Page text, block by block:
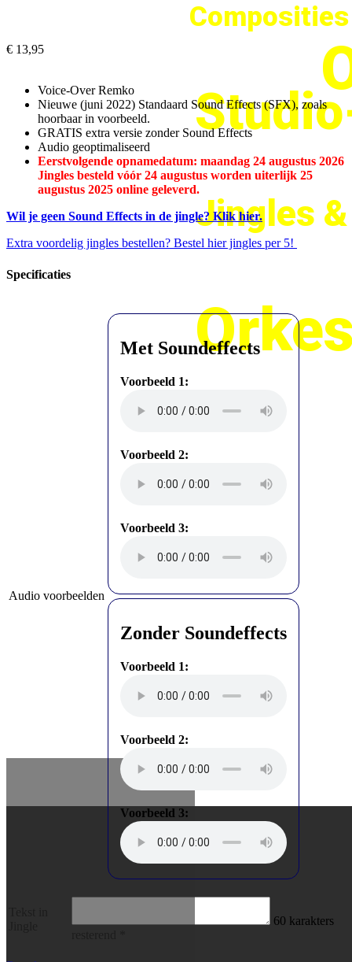
Jingles
€ 13,95
Voice-Over Remko
Nieuwe (juni 2022) Standaard Sound Effects (SFX), zoals
hoorbaar in voorbeeld.
GRATIS extra versie zonder Sound Effects
Audio geoptimaliseerd
Eerstvolgende opnamedatum: maandag 24 augustus 2026
Jingles besteld vóór 24 augustus worden uiterlijk 25
augustus 2025 online geleverd.
Wil je geen Sound Effects in de jingle? Klik hier.
Extra voordelig jingles bestellen? Bestel hier jingles per 5!
Specificaties
Audio voorbeelden
Met Soundeffects
Voorbeeld 1:
Voorbeeld 2:
Voorbeeld 3:
Zonder Soundeffects
Voorbeeld 1:
Voorbeeld 2:
Voorbeeld 3:
60 karakters